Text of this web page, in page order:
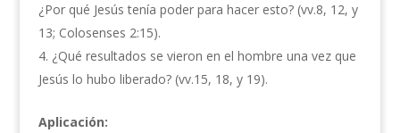
¿Por qué Jesús tenía poder para hacer esto? (vv.8, 12, y
13; Colosenses 2:15).
¿Qué resultados se vieron en el hombre una vez que
Jesús lo hubo liberado? (vv.15, 18, y 19).
Aplicación: